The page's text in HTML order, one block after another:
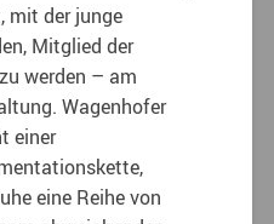
mit der junge
Mitglied der
werden – am
Wagenhofer
einer
eine Reihe von